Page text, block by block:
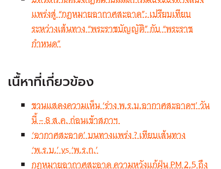
แพร่งสู่ “กฎหมายอากาศสะอาด”: เปรียบเทียบ
ระหว่างเส้นทาง “พระราชบัญญัติ” กับ “พระราช
กำหนด”
เนื้หาที่เกี่ยวข้อง
ชวนแสดงความเห็น ‘ร่าง พ.ร.บ.อากาศสะอาดฯ’ วัน
นี้ – 8 ส.ค. ก่อนเข้าสภาฯ
‘อากาศสะอาด’ บนทางแพร่ง ? เทียบเส้นทาง
‘พ.ร.บ.’ vs ‘พ.ร.ก.’
กฎหมายอากาศสะอาด ความหวังแก้ฝุ่น PM 2.5 ถึง